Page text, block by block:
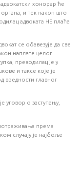
хонорар ће
и тек након што
адвоката НЕ плаћа
се обавезује да све
наплате целог
преводилац је у
и таксе које је
вредности главног
уговор о заступању,
према
случају је најбоље